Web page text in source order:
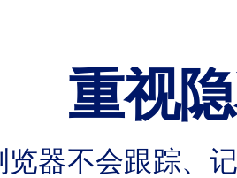
重视
器不会跟踪、